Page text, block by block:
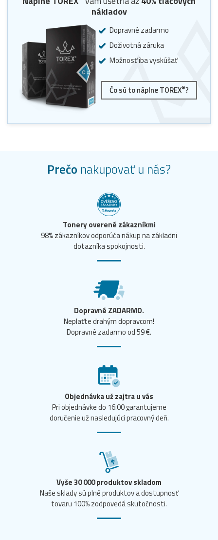
nákladov
Dopravné zadarmo
Doživotná záruka
Možnosť iba vyskúšať
Čo sú to náplne TOREX®?
Prečo nakupovať u nás?
Tonery overené zákazníkmi
98% zákazníkov odporúča nákup na základni
dotazníka spokojnosti.
Dopravné ZADARMO.
Neplaťte drahým dopravcom!
Dopravné zadarmo od 59 €.
Objednávka už zajtra u vás
Pri objednávke do 16:00 garantujeme
doručenie už nasledujúci pracovný deň.
Vyše 30 000 produktov skladom
Naše sklady sú plné produktov a dostupnosť
tovaru 100% zodpovedá skutočnosti.